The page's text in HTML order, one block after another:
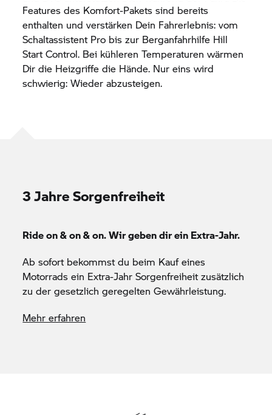
Features des Komfort-Pakets sind bereits
enthalten und verstärken Dein Fahrerlebnis: vom
Schaltassistent Pro bis zur Berganfahrhilfe Hill
Start Control. Bei kühleren Temperaturen wärmen
Dir die Heizgriffe die Hände. Nur eins wird
schwierig: Wieder abzusteigen.
3 Jahre Sorgenfreiheit
Ride on & on & on. Wir geben dir ein Extra-Jahr.
Ab sofort bekommst du beim Kauf eines
Motorrads ein Extra-Jahr Sorgenfreiheit zusätzlich
zu der gesetzlich geregelten Gewährleistung.
Mehr erfahren